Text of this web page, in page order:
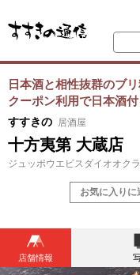
日本酒と相性抜群のブ
クーポン利用で日本酒
すすきの 居酒屋
十方夷第 大蔵店
ジュッポウエビスダイオオク
お気に入りに
店舗情報